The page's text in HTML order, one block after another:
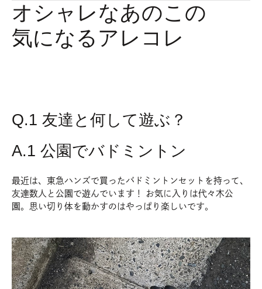
オシャレなあのこの
気になるアレコレ
Q.1 友達と何して遊ぶ？
A.1 公園でバドミントン
最近は、東急ハンズで買ったバドミントンセットを持って、
友達数人と公園で遊んでいます！ お気に入りは代々木公
園。思い切り体を動かすのはやっぱり楽しいです。